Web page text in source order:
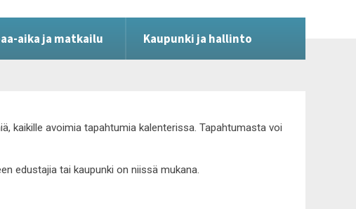
aika ja matkailu Kaupunki ja hallinto
kaikille avoimia tapahtumia kalenterissa. Tapahtumasta voi
edustajia tai kaupunki on niissä mukana.